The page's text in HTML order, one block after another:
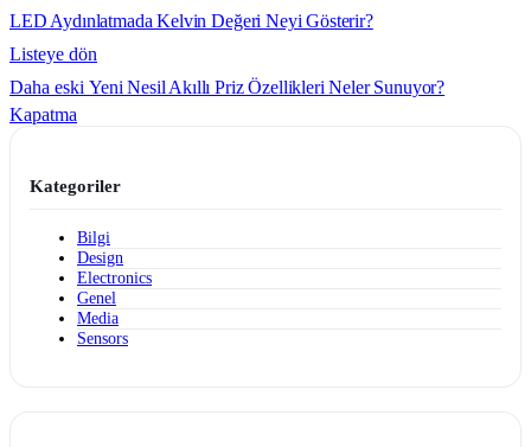
LED Aydınlatmada Kelvin Değeri Neyi Gösterir?
Listeye dön
Daha eski Yeni Nesil Akıllı Priz Özellikleri Neler Sunuyor?
Kapatma
Kategoriler
Bilgi
Design
Electronics
Genel
Media
Sensors